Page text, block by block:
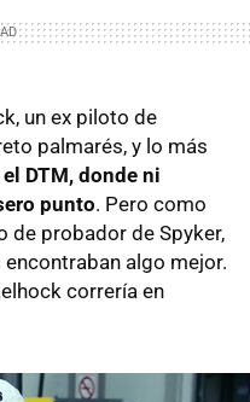
un ex piloto de
palmarés, y lo más
DTM, donde ni
punto. Pero como
de probador de Spyker,
algo mejor.
correría en